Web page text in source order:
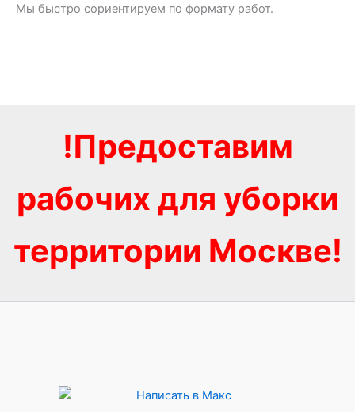
Мы быстро сориентируем по формату работ.
!Предоставим
рабочих для уборки
территории Москве!